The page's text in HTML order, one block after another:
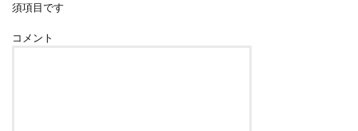
須項目です
コメント